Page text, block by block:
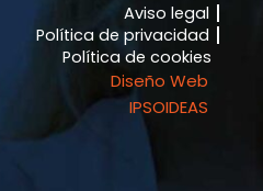
Aviso legal
Política de privacidad
Política de cookies
Diseño Web
IPSOIDEAS